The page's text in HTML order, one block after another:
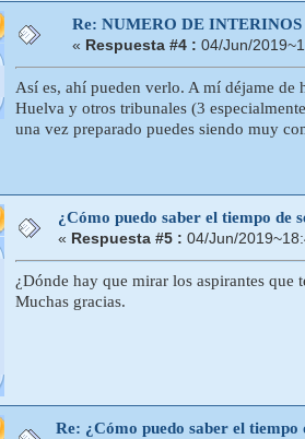
Re: NUMERO DE
« Respuesta #4 : 04/Jun/
Así es, ahí pueden verlo. A mí déjame de
Huelva y otros tribunales (3
una vez preparado puedes siendo muy
¿Cómo puedo saber el tiempo de
« Respuesta #5 : 04/Jun/
¿Dónde hay que mirar los aspirantes que
Muchas gracias.
Re: ¿Cómo puedo saber el